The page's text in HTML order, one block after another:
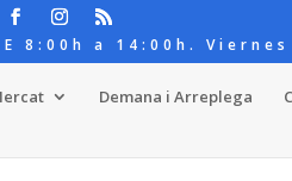
DE 8:00h a 14:00h.
Demana i Arreplega